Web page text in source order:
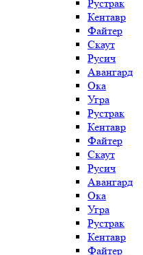
Рустрак
Кентавр
Файтер
Скаут
Русич
Авангард
Ока
Угра
Рустрак
Кентавр
Файтер
Скаут
Русич
Авангард
Ока
Угра
Рустрак
Кентавр
Файтер